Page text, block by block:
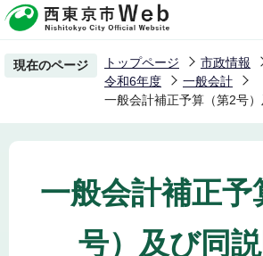
で
現在のページ トップページ 市政情報
令和6年度
一般会計
一般会計補正予算（第2号
一般会計補正予
号）及び同